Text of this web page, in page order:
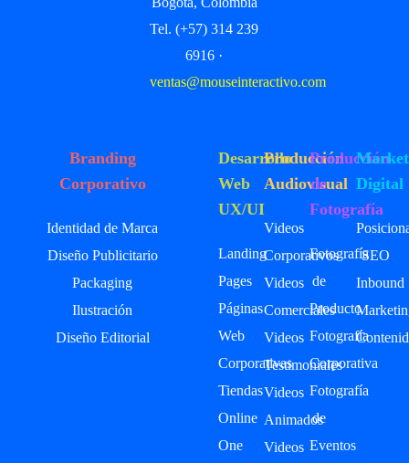
Tel. (+57) 314 239
6916 ·
ventas@mouseinteractivo.com
Branding
Corporativo
Identidad de Marca
Diseño Publicitario
Packaging
Ilustración
Diseño Editorial
Desarrollo
Web
UX/UI
Landing
Pages
Páginas
Web
Corporativas
Tiendas
Online
One
Producción
Audiovisual
Videos
Corporativos
Videos
Comerciales
Videos
Testimoniales
Videos
Animados
Videos
Producción
de
Fotografía
Fotografía
de
Producto
Fotografía
Corporativa
Fotografía
de
Eventos
Digital
SEO
Inbound